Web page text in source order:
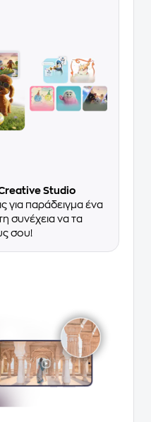
Studio
για παράδειγμα ένα
συνέχεια να τα
σου!